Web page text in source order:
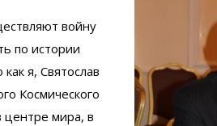
войну
по истории
я, Святослав
Космического
центре мира, в